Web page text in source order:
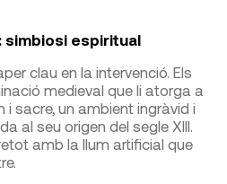
simbiosi espiritual
clau en la intervenció. Els
medieval que li atorga a
i sacre, un ambient ingràvid i
al seu origen del segle XIII.
amb la llum artificial que